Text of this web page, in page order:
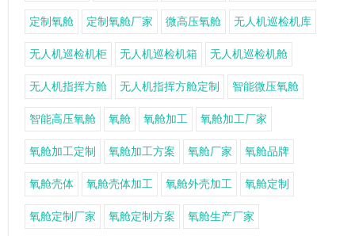
定制氧舱 定制氧舱厂家 微高压氧舱 无人机巡检机库
无人机巡检机柜 无人机巡检机箱 无人机巡检机舱
无人机指挥方舱 无人机指挥方舱定制 智能微压氧舱
智能高压氧舱 氧舱 氧舱加工 氧舱加工厂家
氧舱加工定制 氧舱加工方案 氧舱厂家 氧舱品牌
氧舱壳体 氧舱壳体加工 氧舱外壳加工 氧舱定制
氧舱定制厂家 氧舱定制方案 氧舱生产厂家